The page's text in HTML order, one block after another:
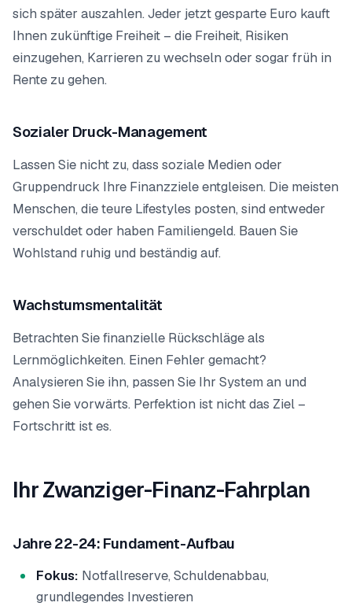
sich später auszahlen. Jeder jetzt gesparte Euro kauft
Ihnen zukünftige Freiheit – die Freiheit, Risiken
einzugehen, Karrieren zu wechseln oder sogar früh in
Rente zu gehen.
Sozialer Druck-Management
Lassen Sie nicht zu, dass soziale Medien oder
Gruppendruck Ihre Finanzziele entgleisen. Die meisten
Menschen, die teure Lifestyles posten, sind entweder
verschuldet oder haben Familiengeld. Bauen Sie
Wohlstand ruhig und beständig auf.
Wachstumsmentalität
Betrachten Sie finanzielle Rückschläge als
Lernmöglichkeiten. Einen Fehler gemacht?
Analysieren Sie ihn, passen Sie Ihr System an und
gehen Sie vorwärts. Perfektion ist nicht das Ziel –
Fortschritt ist es.
Ihr Zwanziger-Finanz-Fahrplan
Jahre 22-24: Fundament-Aufbau
Fokus: Notfallreserve, Schuldenabbau,
grundlegendes Investieren